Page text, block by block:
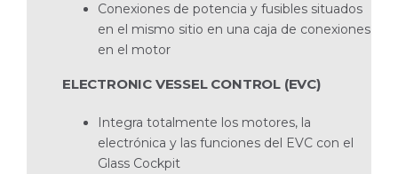
Conexiones de potencia y fusibles situados
en el mismo sitio en una caja de conexiones
en el motor
ELECTRONIC VESSEL CONTROL (EVC)
Integra totalmente los motores, la
electrónica y las funciones del EVC con el
Glass Cockpit